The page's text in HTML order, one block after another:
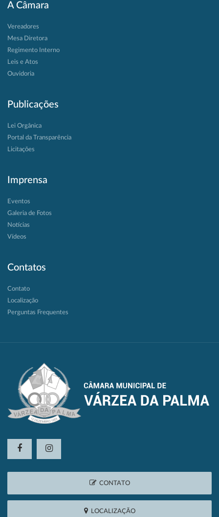
A Câmara
Vereadores
Mesa Diretora
Regimento Interno
Leis e Atos
Ouvidoria
Publicações
Lei Orgânica
Portal da Transparência
Licitações
Imprensa
Eventos
Galeria de Fotos
Notícias
Vídeos
Contatos
Contato
Localização
Perguntas Frequentes
CONTATO
LOCALIZAÇÃO